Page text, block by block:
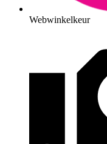
Webwinkelkeur